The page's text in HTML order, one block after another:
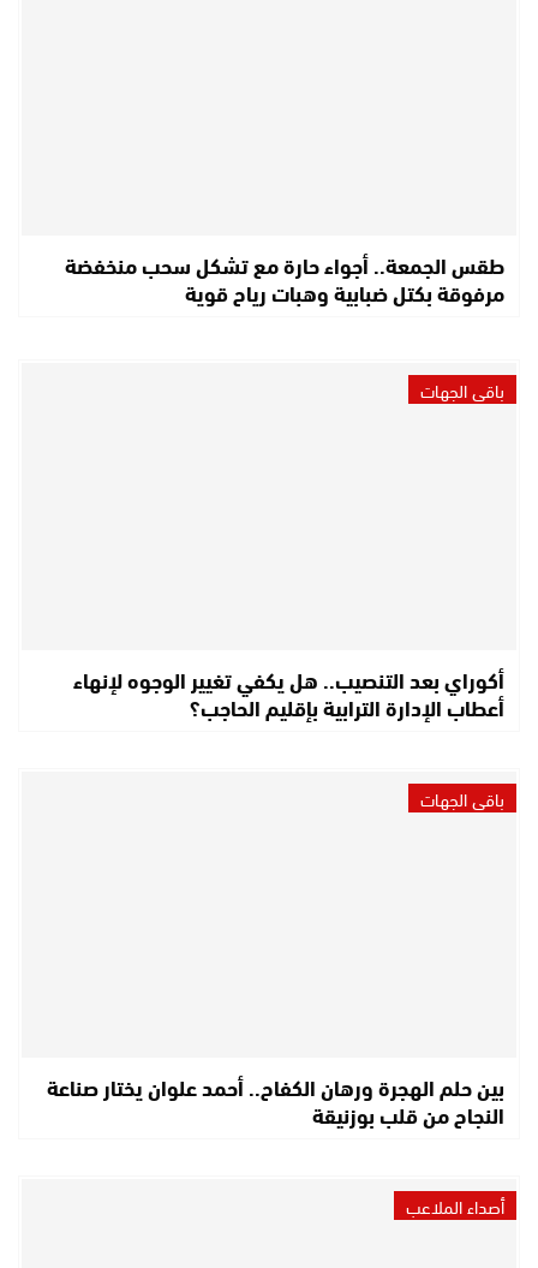
طقس الجمعة.. أجواء حارة مع تشكل سحب منخفضة
مرفوقة بكتل ضبابية وهبات رياح قوية
باقي الجهات
أكوراي بعد التنصيب.. هل يكفي تغيير الوجوه لإنهاء
أعطاب الإدارة الترابية بإقليم الحاجب؟
باقي الجهات
بين حلم الهجرة ورهان الكفاح.. أحمد علوان يختار صناعة
النجاح من قلب بوزنيقة
أصداء الملاعب